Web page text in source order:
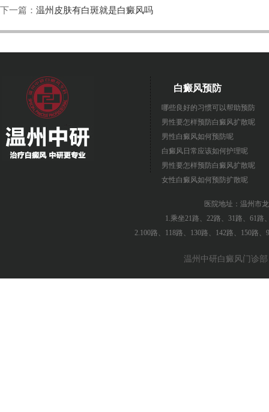
下一篇： 温州皮肤有白斑就是白癜风吗
白癜风预防
哪些良好的习惯可以帮助预防
男性要怎样预防白癜风扩散呢
男性白癜风如何预防呢
白癜风日常应该如何护理呢
男性要怎样预防白癜风扩散呢
女性白癜风如何预防扩散呢
医院地址：温州市
1.乘坐21路、22路、31路、61路
2.100路、118路、130路、142路、150路
温州中研白癜风门诊